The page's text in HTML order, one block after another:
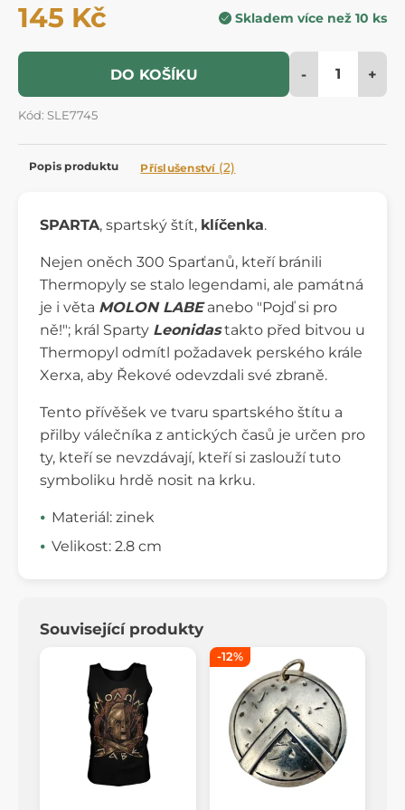
145 Kč Skladem více než 10 ks
DO KOŠÍKU - +
Kód: SLE7745
Popis produktu Příslušenství (2)
SPARTA, spartský štít, klíčenka.
Nejen oněch 300 Sparťanů, kteří bránili
Thermopyly se stalo legendami, ale památná
je i věta MOLON LABEanebo "Pojď si pro
ně!"; král Sparty Leonidastakto před bitvou u
Thermopyl odmítl požadavek perského krále
Xerxa, aby Řekové odevzdali své zbraně.
Tento přívěšek ve tvaru spartského štítu a
přilby válečníka z antických časů je určen pro
ty, kteří se nevzdávají, kteří si zaslouží tuto
symboliku hrdě nosit na krku.
Materiál: zinek
Velikost: 2.8 cm
Související produkty
-12%